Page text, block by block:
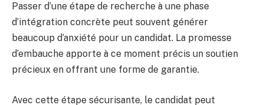
Passer d’une étape de recherche à une phase
d’intégration concrète peut souvent générer
beaucoup d’anxiété pour un candidat. La promesse
d’embauche apporte à ce moment précis un soutien
précieux en offrant une forme de garantie.
Avec cette étape sécurisante, le candidat peut